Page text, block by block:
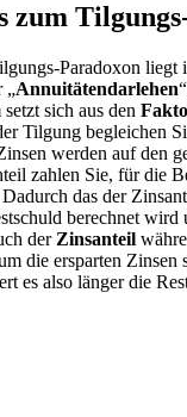
zum
Paradoxon liegt
„Annuitätendarlehen
sich aus den
Tilgung begleichen
werden auf den
zahlen Sie, für die
das der
berechnet wird
der Zinsanteil
die ersparten Zinsen
es also länger die